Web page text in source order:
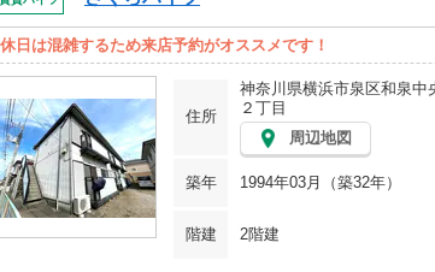
休日は混雑するため来店予約がオススメです！
住所
神奈川県横浜市泉区和泉中
２丁目
周辺地図
築年 1994年03月（築32年）
階建 2階建